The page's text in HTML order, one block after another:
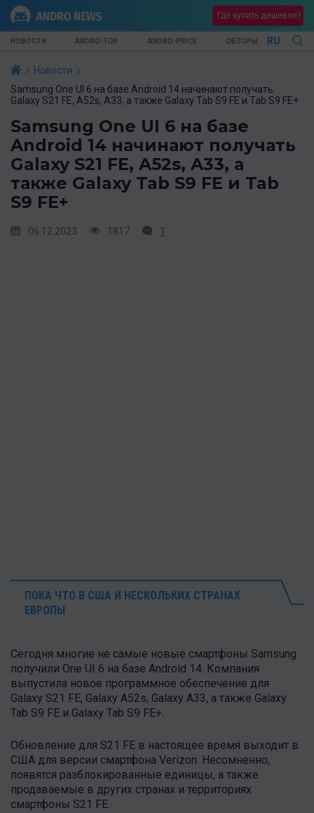
Где купить дешевле?
НОВОСТИ ANDRO-TOP ANDRO-PRICE ОБЗОРЫ RU
Новости
Samsung One UI 6 на базе Android 14 начинают получать
Galaxy S21 FE, A52s, A33, а также Galaxy Tab S9 FE и Tab S9 FE+
Samsung One UI 6 на базе
Android 14 начинают получать
Galaxy S21 FE, A52s, A33, а
также Galaxy Tab S9 FE и Tab
S9 FE+
06.12.2023 1817 1
ПОКА ЧТО В США И НЕСКОЛЬКИХ СТРАНАХ
ЕВРОПЫ
Сегодня многие не самые новые смартфоны Samsung
получили One UI 6 на базе Android 14. Компания
выпустила новое программное обеспечение для
Galaxy S21 FE, Galaxy A52s, Galaxy A33, а также Galaxy
Tab S9 FE и Galaxy Tab S9 FE+.
Обновление для S21 FE в настоящее время выходит в
США для версии смартфона Verizon. Несомненно,
появятся разблокированные единицы, а также
продаваемые в других странах и территориях
смартфоны S21 FE.